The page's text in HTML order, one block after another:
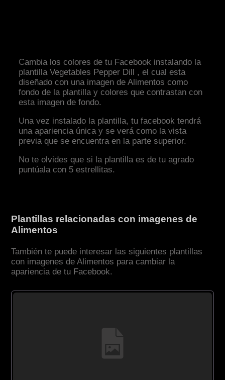
Cambia los colores de tu Facebook instalando la
plantilla Vegetables Pepper Dill , el cual esta
diseñado con una imagen de Alimentos como
fondo de la plantilla y colores que contrastan con
esta imagen de fondo.
Una vez instalado la plantilla, tu facebook tendrá
una apariencia única y se verá como la vista
previa que se encuentra en la parte superior.
No te olvides que si la plantilla es de tu agrado
puntúala con 5 estrellitas.
Plantillas relacionadas con imagenes de
Alimentos
También te puede interesar las siguientes plantillas
con imagenes de Alimentos para cambiar la
apariencia de tu Facebook.